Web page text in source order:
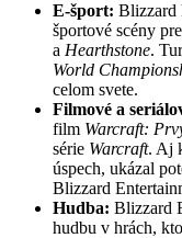
E-šport: Blizzard
športové scény
a Hearthstone.
World
celom svete.
Filmové a
film Warcraft:
série Warcraft. Aj
úspech, ukázal
Blizzard
Hudba: Blizzard
hudbu v hrách,